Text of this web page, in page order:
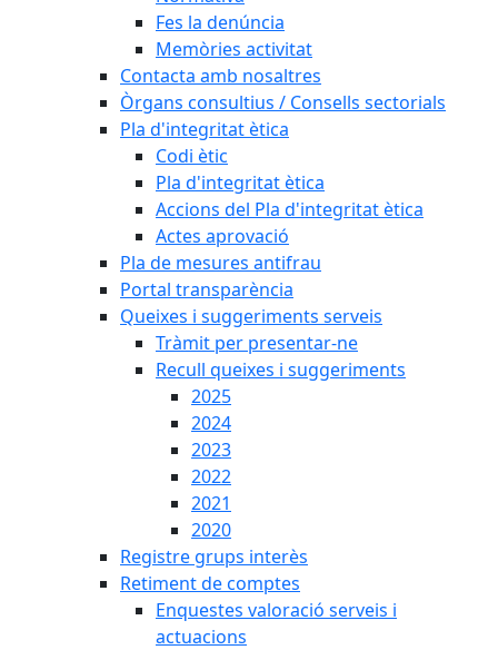
Fes la denúncia
Memòries activitat
Contacta amb nosaltres
Òrgans consultius / Consells sectorials
Pla d'integritat ètica
Codi ètic
Pla d'integritat ètica
Accions del Pla d'integritat ètica
Actes aprovació
Pla de mesures antifrau
Portal transparència
Queixes i suggeriments serveis
Tràmit per presentar-ne
Recull queixes i suggeriments
2025
2024
2023
2022
2021
2020
Registre grups interès
Retiment de comptes
Enquestes valoració serveis i
actuacions